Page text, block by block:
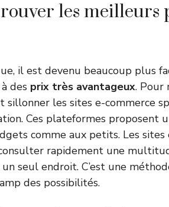
les meilleurs
il est devenu beaucoup plus
des prix très avantageux. Pour
les sites e-commerce
Ces plateformes proposent
comme aux petits. Les
rapidement une
seul endroit. C’est une
des possibilités.